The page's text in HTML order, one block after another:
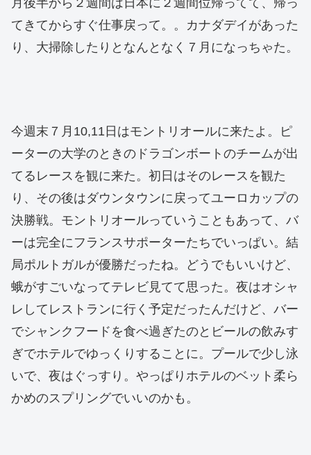
てきてからすぐ仕事戻って。。カナダデイがあった
り、大掃除したりとなんとなく７月になっちゃた。
今週末７月10,11日はモントリオールに来たよ。ピ
ーターの大学のときのドラゴンボートのチームが出
てるレースを観に来た。初日はそのレースを観た
り、その後はダウンタウンに戻ってユーロカップの
決勝戦。モントリオールっていうこともあって、バ
ーは完全にフランスサポーターたちでいっぱい。結
局ポルトガルが優勝だったね。どうでもいいけど、
蛾がすごいなってテレビ見てて思った。夜はオシャ
レしてレストランに行く予定だったんだけど、バー
でシャンクフードを食べ過ぎたのとビールの飲みす
ぎでホテルでゆっくりすることに。プールで少し泳
いで、夜はぐっすり。やっぱりホテルのベット柔ら
かめのスプリングでいいのかも。